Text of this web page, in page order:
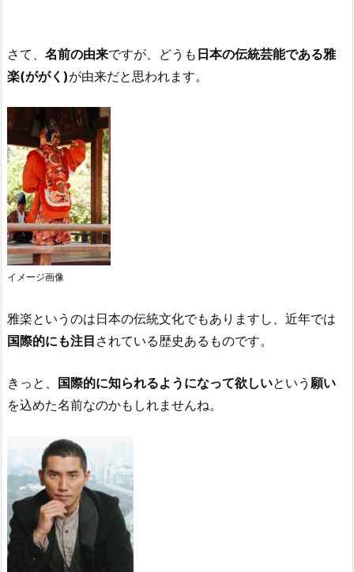
さて、 名前の由来ですが、どうも 日本の伝統芸能である雅
楽(ががく)が由来だと思われます。
イメージ画像
雅楽というのは日本の伝統文化でもありますし、近年では
国際的にも注目 されている歴史あるものです。
きっと、 国際的に知られるようになって欲しいという 願い
を込めた名前なのかもしれませんね。